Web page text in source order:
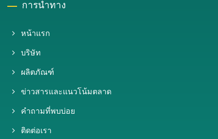
การนำทาง
หน้าแรก
บริษัท
ผลิตภัณฑ์
ข่าวสารและแนวโน้มตลาด
คำถามที่พบบ่อย
ติดต่อเรา